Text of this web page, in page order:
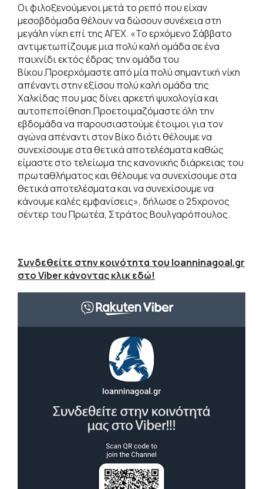
Οι φιλοξενούμενοι μετά το ρεπό που είχαν
μεσοβδόμαδα θέλουν να δώσουν συνέχεια στη
μεγάλη νίκη επί της ΑΓΕΧ. «Το ερχόμενο Σάββατο
αντιμετωπίζουμε μια πολύ καλή ομάδα σε ένα
παιχνίδι εκτός έδρας την ομάδα του
Βίκου.Προερχόμαστε από μία πολύ σημαντική νίκη
απέναντι στην εξίσου πολύ καλή ομάδα της
Χαλκίδας που μας δίνει αρκετή ψυχολογία και
αυτοπεποίθηση.Προετοιμαζόμαστε όλη την
εβδομάδα να παρουσιαστούμε έτοιμοι για τον
αγώνα απέναντι στον Βίκο διότι θέλουμε να
συνεχίσουμε στα θετικά αποτελέσματα καθώς
είμαστε στο τελείωμα της κανονικής διάρκειας του
πρωταθλήματος και θέλουμε να συνεχίσουμε στα
θετικά αποτελέσματα και να συνεχίσουμε να
κάνουμε καλές εμφανίσεις», δήλωσε ο 25χρονος
σέντερ του Πρωτέα, Στράτος Βουλγαρόπουλος.
Συνδεθείτε στην κοινότητα του Ioanninagoal.gr
στο Viber κάνοντας κλικ εδώ!